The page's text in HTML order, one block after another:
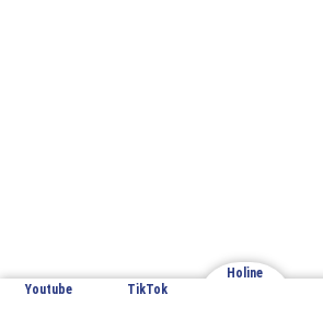
VPĐD: Đội 7 – Thượng Mỗ – Đan
Youtube TikTok
Holine